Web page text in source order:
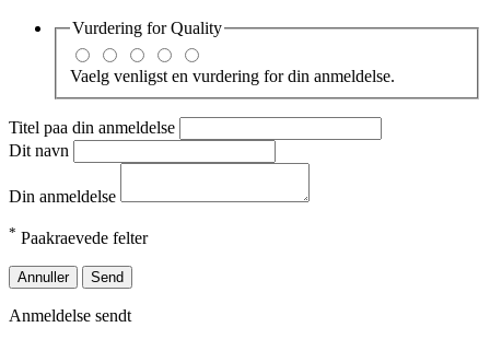
Vurdering forQuality
Vaelg venligst en vurdering for din anmeldelse.
Titel paa din anmeldelse
Dit navn
Din anmeldelse
* Paakraevede felter
Annuller Send
Anmeldelse sendt